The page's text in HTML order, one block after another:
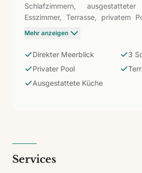
Schlafzimmern,
Esszimmer, Terrasse, privatem
auf den Atlantik von den
Außenbereichen. Die Kombination
gefragtesten Option der
Mehr anzeigen
Direkter Meerblick
3
Privater Pool
Ausgestattete Küche
Services